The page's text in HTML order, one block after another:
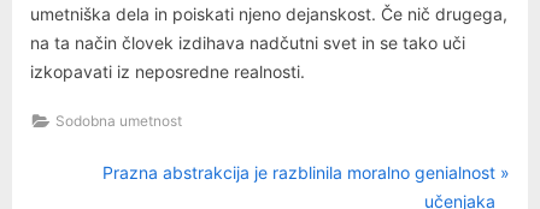
umetniška dela in poiskati njeno dejanskost. Če nič drugega,
na ta način človek izdihava nadčutni svet in se tako uči
izkopavati iz neposredne realnosti.
Sodobna umetnost
Navigacija
N
Prazna abstrakcija je razblinila moralno genialnost
učenjaka